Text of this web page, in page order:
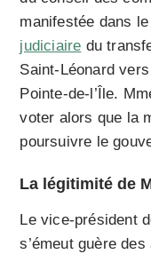
manifestée dans
judiciaire du
Saint-Léonard
Pointe-de-l’Île.
voter alors que la
poursuivre le
La légitimité de
Le vice-président
s’émeut guère